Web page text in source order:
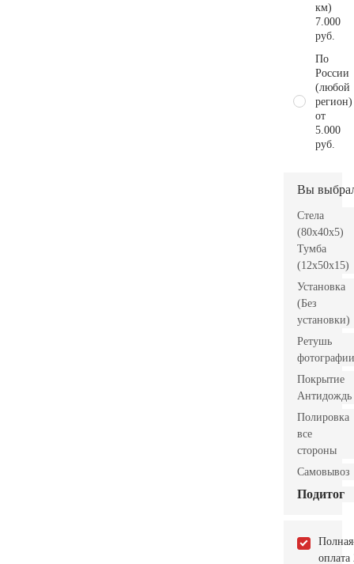
км)
7.000
руб.
По
России
(любой
регион)
от
5.000
руб.
Вы
Стела
(80x40x5)
Тумба
(12x50x15)
Установка
(Без
установки)
Ретушь
фотографии
Покрытие
Антидождь
Полировка
все
стороны
Самовывоз
Подитог
Полная
оплата